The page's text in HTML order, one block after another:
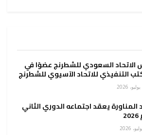
الاتحاد السعودي للشطرنج عضوًا في
التنفيذي للاتحاد الآسيوي للشطرنج
المناورة يعقد اجتماعه الدوري الثاني